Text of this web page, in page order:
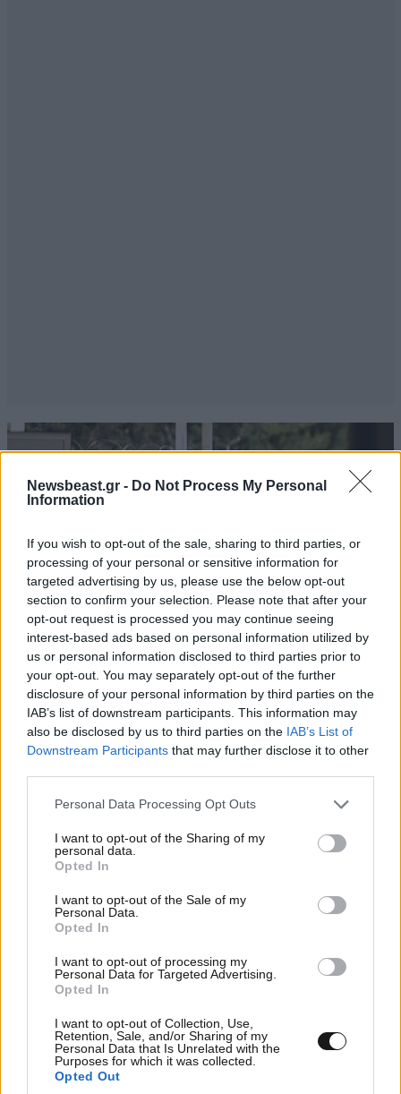
Newsbeast.gr - Do Not Process My Personal
Information
If you wish to opt-out of the sale, sharing to third parties, or
processing of your personal or sensitive information for
targeted advertising by us, please use the below opt-out
section to confirm your selection. Please note that after your
opt-out request is processed you may continue seeing
interest-based ads based on personal information utilized by
us or personal information disclosed to third parties prior to
your opt-out. You may separately opt-out of the further
disclosure of your personal information by third parties on the
IAB’s list of downstream participants. This information may
also be disclosed by us to third parties on the IAB’s List of
Downstream Participants that may further disclose it to other
Please note that this website/app uses one or more Google
not limited to your visit or usage behaviour. You may click to
grant or deny consent to Google and its third-party tags to
use your data for below specified purposes in below Google
consent section.
Personal Data Processing Opt Outs
I want to opt-out of the Sharing of my
personal data.
Opted In
I want to opt-out of the Sale of my
Personal Data.
Opted In
I want to opt-out of processing my
Personal Data for Targeted Advertising.
Opted In
I want to opt-out of Collection, Use,
Retention, Sale, and/or Sharing of my
Personal Data that Is Unrelated with the
Purposes for which it was collected.
Opted Out
ΚΟΣΜΟΣ 42 λ. πριν
Η αυτοκρατορία του «Έντικ» και ο «μεγάλος»
που φέρεται να βρίσκεται πίσω του – Τι ορίζει ο
όρος Greek Mafia
ΕΛΛΑΔΑ3 ω. πριν
Εορτολόγιο: Ποιος γιορτάζει σήμερα 9